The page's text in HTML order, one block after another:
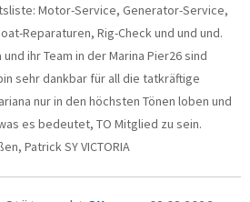
Motor-Service, Generator-Service,
Reparaturen, Rig-Check und und und.
ihr Team in der Marina Pier26 sind
sehr dankbar für all die tatkräftige
nur in den höchsten Tönen loben und
es bedeutet, TO Mitglied zu sein.
Patrick SY VICTORIA